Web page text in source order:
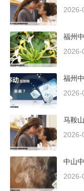
2026-
福州
2026-
福州
2026-
马鞍
2026-
中山
2026-